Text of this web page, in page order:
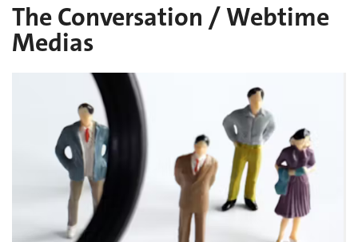
The Conversation / Webtime
Medias